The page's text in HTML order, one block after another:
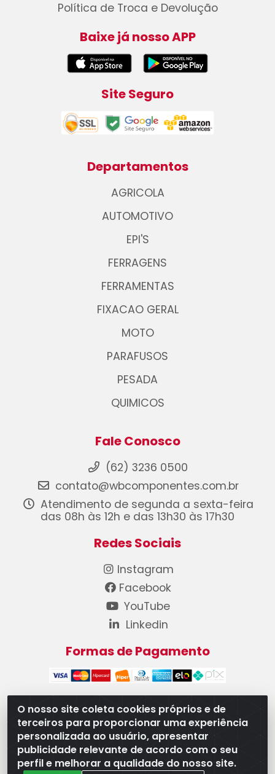
O nosso site coleta cookies próprios e de
terceiros para proporcionar uma experiência
personalizada ao usuário, apresentar
publicidade relevante de acordo com o seu
perfil e melhorar a qualidade do nosso site.
Política de Troca e Devolução
Baixe já nosso APP
Site Seguro
Departamentos
AGRICOLA
AUTOMOTIVO
EPI'S
FERRAGENS
FERRAMENTAS
FIXACAO GERAL
MOTO
PARAFUSOS
PESADA
QUIMICOS
Fale Conosco
(62) 3236 0500
contato@wbcomponentes.com.br
Atendimento de segunda a sexta-feira
das 08h às 12h e das 13h30 às 17h30
Redes Sociais
Instagram
Facebook
YouTube
Linkedin
Formas de Pagamento
WB Componentes Automotivos LTDA - CNPJ
08.528.393/0001-12 - Rua do Níquel, 667 - Parque
Oeste Industrial, Goiânia/GO - CEP 74375-660